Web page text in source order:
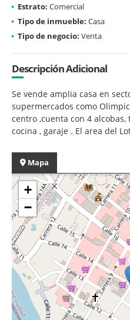
Estrato: Comercial
Tipo de inmueble: Casa
Tipo de negocio: Venta
Descripción Adicional
Se vende amplia casa en
supermercados como
centro ,cuenta con 4
cocina , garaje . El area del
Mapa
+
−